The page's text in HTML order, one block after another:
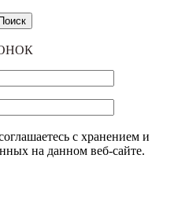
Поиск
с хранением и
на данном веб-сайте.